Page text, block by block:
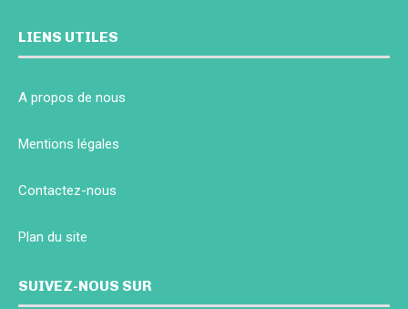
LIENS UTILES
A propos de nous
Mentions légales
Contactez-nous
Plan du site
SUIVEZ-NOUS SUR